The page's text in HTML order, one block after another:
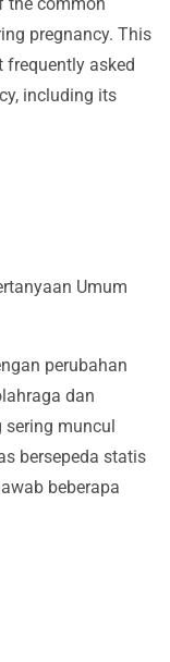
pregnancy. This
frequently asked
including its
Umum
perubahan
dan
sering muncul
bersepeda statis
beberapa